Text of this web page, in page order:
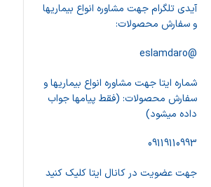
آیدی تلگرام جهت مشاوره انواع بیماریها
و سفارش محصولات:
@eslamdaro
شماره ایتا جهت مشاوره انواع بیماریها و
سفارش محصولات: (فقط پیامها جواب
داده میشود)
09119110993
جهت عضویت در کانال ایتا کلیک کنید